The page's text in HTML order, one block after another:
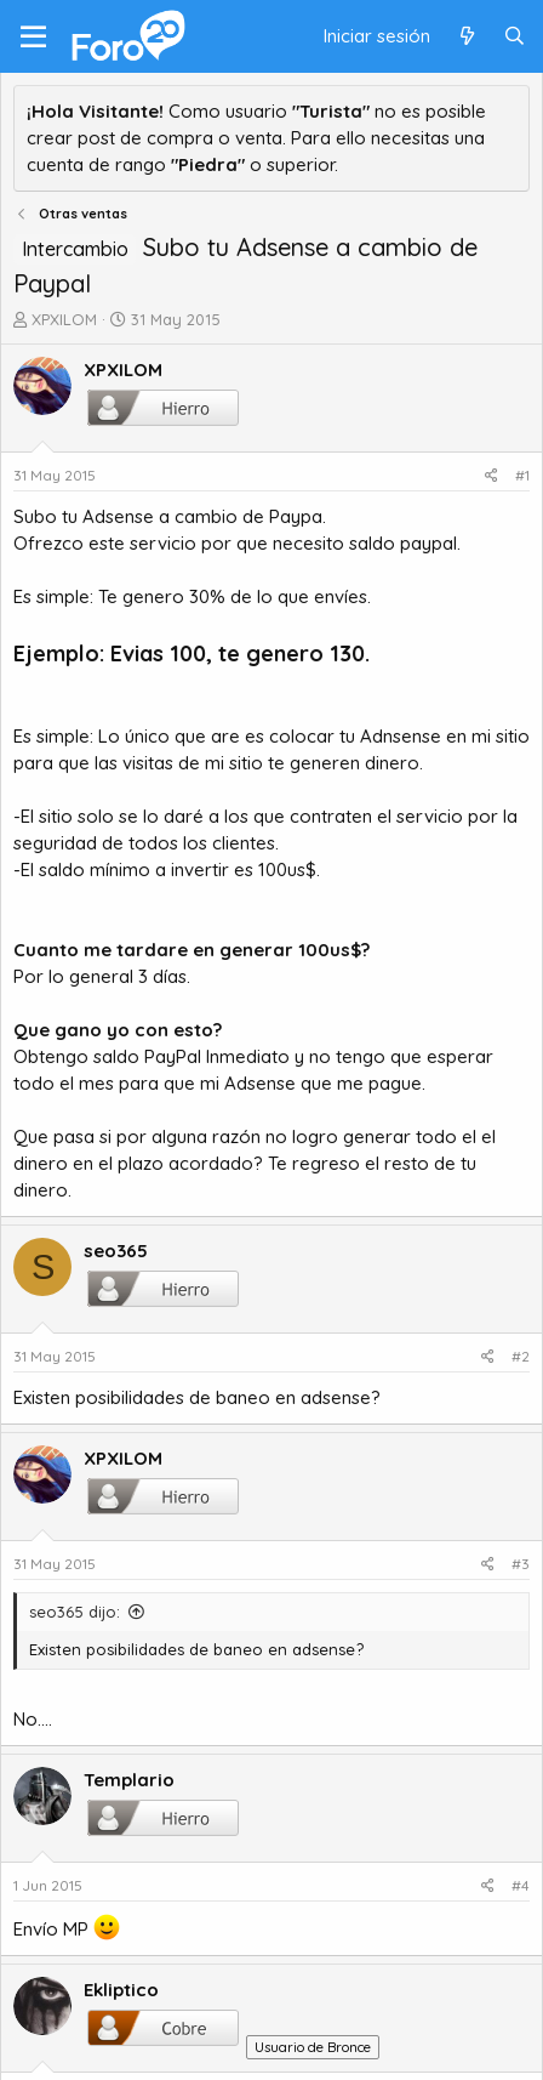
Iniciar sesión
¡Hola Visitante! Como usuario "Turista" no es posible
crear post de compra o venta. Para ello necesitas una
cuenta de rango "Piedra" o superior.
Otras ventas
Intercambio
Subo tu Adsense a cambio de
Paypal
A
t
o
r
e
t
m
a
XPXILOM
F
c
h
a
e
i
c
o
31 May 2015
XPXILOM
31 May 2015 #1
Subo tu Adsense a cambio de Paypa.
Ofrezco este servicio por que necesito saldo paypal.
Es simple: Te genero 30% de lo que envíes.
Ejemplo: Evias 100, te genero 130.
Es simple: Lo único que are es colocar tu Adnsense en mi sitio
para que las visitas de mi sitio te generen dinero.
-El sitio solo se lo daré a los que contraten el servicio por la
seguridad de todos los clientes.
-El saldo mínimo a invertir es 100us$.
Cuanto me tardare en generar 100us$?
Por lo general 3 días.
Que gano yo con esto?
Obtengo saldo PayPal Inmediato y no tengo que esperar
todo el mes para que mi Adsense que me pague.
Que pasa si por alguna razón no logro generar todo el el
dinero en el plazo acordado? Te regreso el resto de tu
dinero.
S seo365
31 May 2015 #2
Existen posibilidades de baneo en adsense?
XPXILOM
31 May 2015 #3
seo365 dijo:
Existen posibilidades de baneo en adsense?
No....
Templario
1 Jun 2015 #4
Envío MP
Ekliptico
Usuario de Bronce